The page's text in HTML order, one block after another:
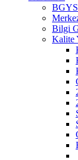
Bilgi
Kalite